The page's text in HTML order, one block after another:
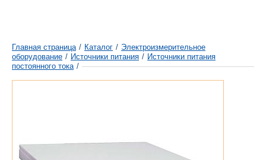
Главная страница / Каталог / Электроизмерительное
оборудование / Источники питания / Источники питания
постоянного тока /